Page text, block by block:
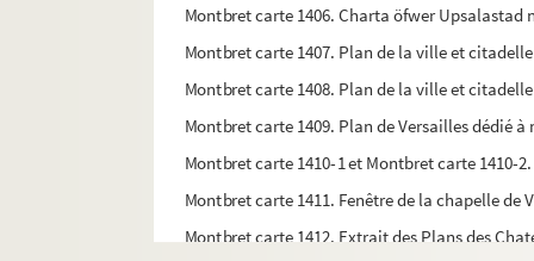
Montbret carte 1406. Charta öfwer Upsalastad
Montbret carte 1407. Plan de la ville et
Montbret carte 1408. Plan de la ville et
Montbret carte 1409. Plan de Versailles dédié
Montbret carte 1410-1 et Montbret carte 1410-
Montbret carte 1411. Fenêtre de la chapelle de
Montbret carte 1412. Extrait des Plans des